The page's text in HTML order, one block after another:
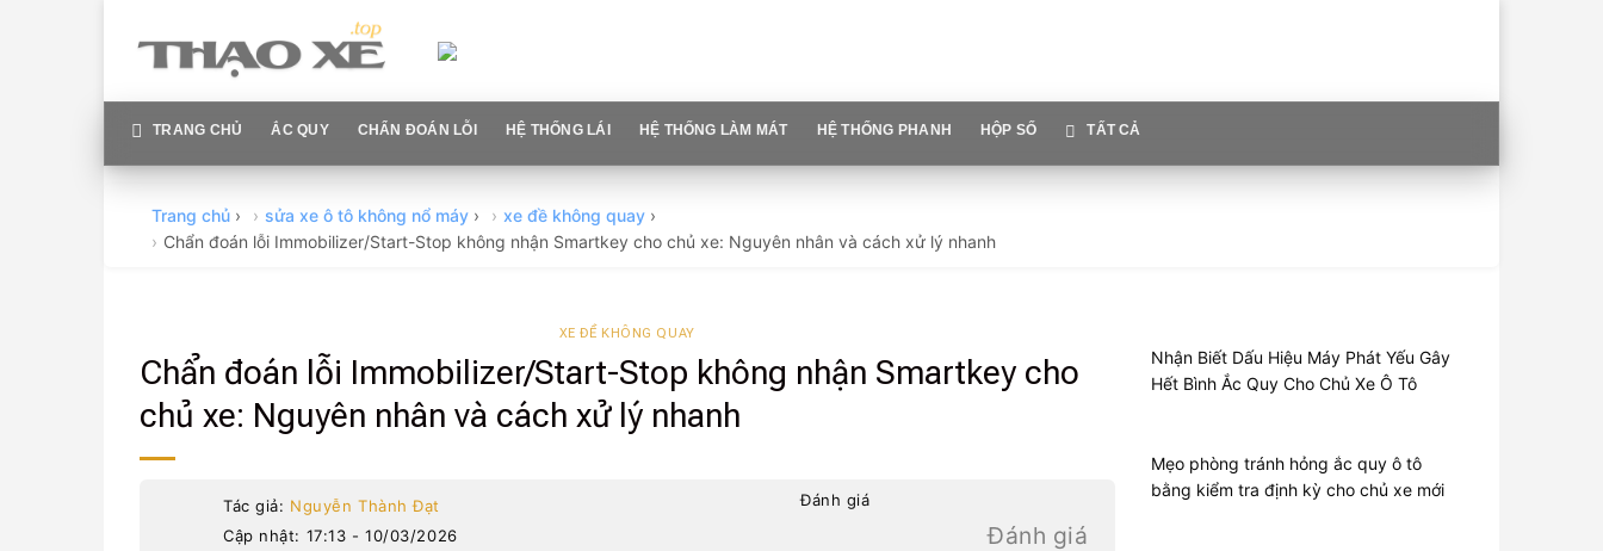
content
TRANG CHỦ ẮC QUY CHẨN ĐOÁN LỖI HỆ THỐNG LÁI HỆ THỐNG LÀM MÁT HỆ THỐNG PHANH HỘP SỐ TẤT CẢ
Trang chủ › sửa xe ô tô không nổ máy › xe đề không quay ›
Chẩn đoán lỗi Immobilizer/Start-Stop không nhận Smartkey cho chủ xe: Nguyên nhân và cách xử lý nhanh
XE ĐỀ KHÔNG QUAY
Chẩn đoán lỗi Immobilizer/Start-Stop không nhận Smartkey cho
chủ xe: Nguyên nhân và cách xử lý nhanh
Tác giả: Nguyễn Thành Đạt
Cập nhật: 17:13 - 10/03/2026
Đánh giá
Đánh giá
Nhận Biết Dấu Hiệu Máy Phát Yếu Gây
Hết Bình Ắc Quy Cho Chủ Xe Ô Tô
Mẹo phòng tránh hỏng ắc quy ô tô
bằng kiểm tra định kỳ cho chủ xe mới